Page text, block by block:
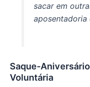
sacar em
aposentadoria
Saque-
Voluntária